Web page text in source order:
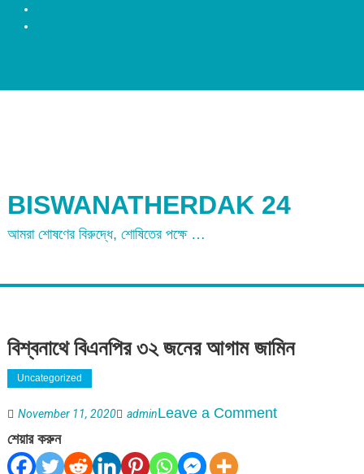
BISWANATHERDAK 24
আমরা শোষণের বিরুদ্ধে, শোষিতের পক্ষে …
বিশ্বনাথে বিএনপির ৩২ জনের আগাম জামিন
Uncategorized
November 11, 2020 adminLeave a Commenton
শেয়ার করুন